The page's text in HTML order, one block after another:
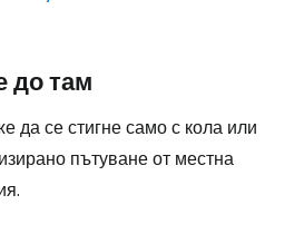
до там
да се стигне само с кола или
пътуване от местна